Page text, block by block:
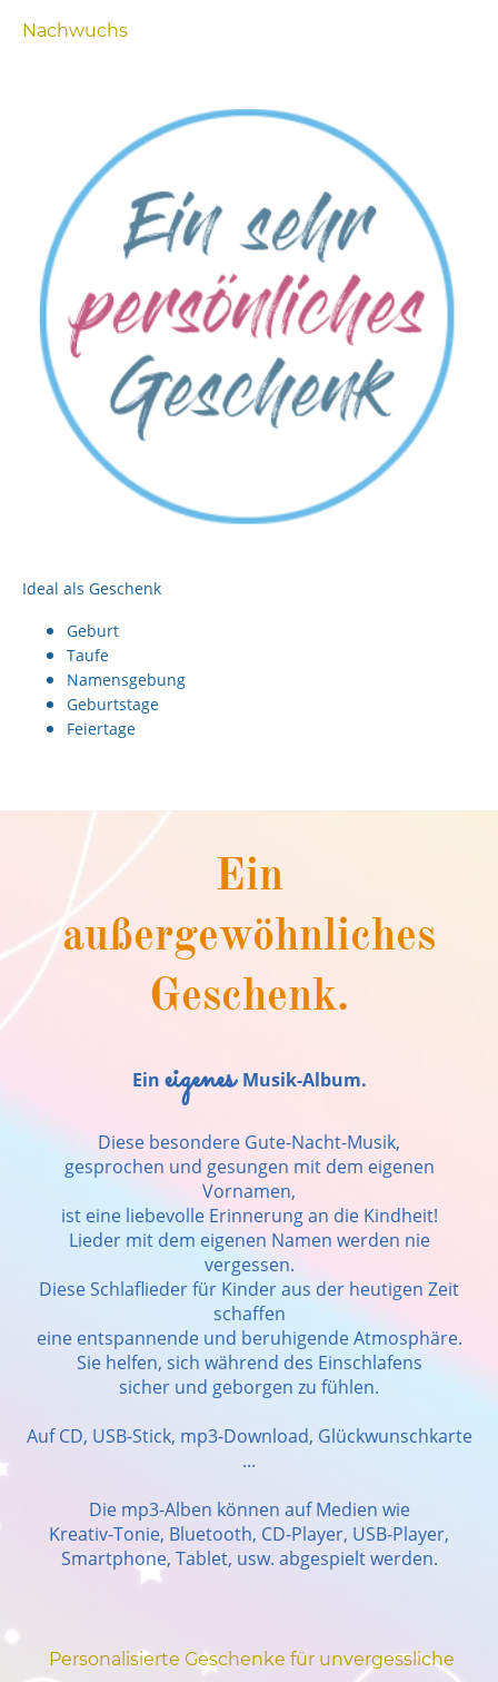
Nachwuchs
Ideal als Geschenk
Geburt
Taufe
Namensgebung
Geburtstage
Feiertage
Ein
außergewöhnliches
Geschenk.
Ein eigenes Musik-Album.
Diese besondere Gute-Nacht-Musik,
gesprochen und gesungen mit dem eigenen
Vornamen,
ist eine liebevolle Erinnerung an die Kindheit!
Lieder mit dem eigenen Namen werden nie
vergessen.
Diese Schlaflieder für Kinder aus der heutigen Zeit
schaffen
eine entspannende und beruhigende Atmosphäre.
Sie helfen, sich während des Einschlafens
sicher und geborgen zu fühlen.
Auf CD, USB-Stick, mp3-Download, Glückwunschkarte
...
Die mp3-Alben können auf Medien wie
Kreativ-Tonie, Bluetooth, CD-Player, USB-Player,
Smartphone, Tablet, usw. abgespielt werden.
Personalisierte Geschenke für unvergessliche